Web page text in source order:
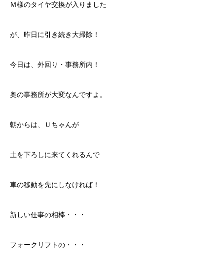
Ｍ様のタイヤ交換が入りました
が、昨日に引き続き大掃除！
今日は、外回り・事務所内！
奥の事務所が大変なんですよ。
朝からは、Ｕちゃんが
土を下ろしに来てくれるんで
車の移動を先にしなければ！
新しい仕事の相棒・・・
フォークリフトの・・・